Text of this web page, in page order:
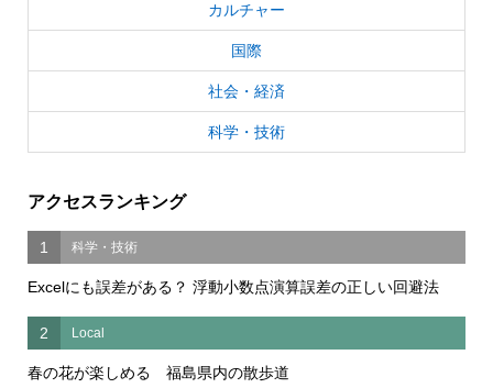
カルチャー
国際
社会・経済
科学・技術
アクセスランキング
1 科学・技術
Excelにも誤差がある？ 浮動小数点演算誤差の正しい回避法
2 Local
春の花が楽しめる 福島県内の散歩道